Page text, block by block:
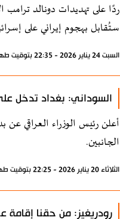
ردًا على تهديدات دونالد
ستُقابل بهجوم إيراني على
السبت 24 يناير 2026 - 22:35 بتوقيت طهران
السوداني: بغداد تدخل
أعلن رئيس الوزراء العراقي عن
الجانبين.
الثلاثاء 20 يناير 2026 - 22:25 بتوقيت طهران
رودريغيز: من حقنا إقامة